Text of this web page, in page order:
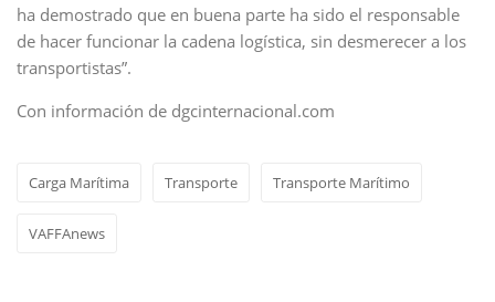
ha demostrado que en buena parte ha sido el responsable
de hacer funcionar la cadena logística, sin desmerecer a los
transportistas”.
Con información de dgcinternacional.com
Carga Marítima Transporte Transporte Marítimo
VAFFAnews